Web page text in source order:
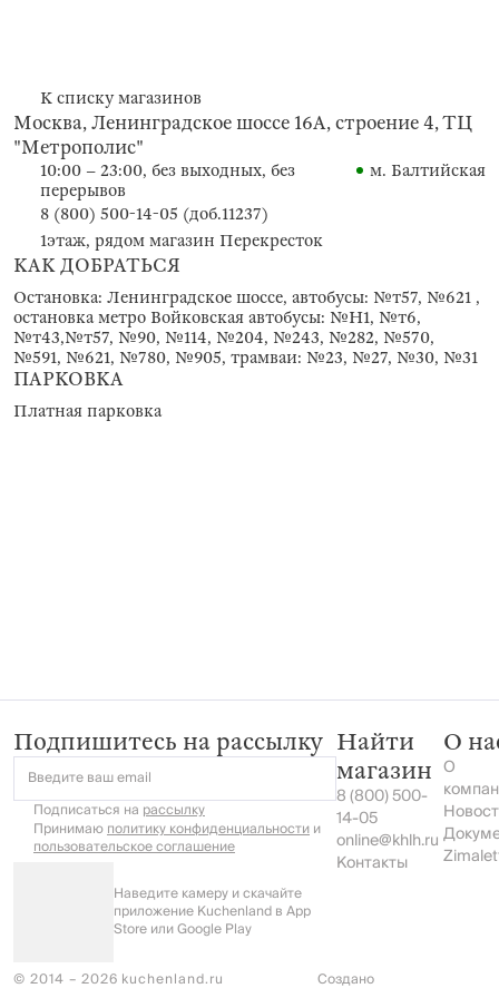
К списку магазинов
Москва, Ленинградское шоссе 16А, строение 4, ТЦ
"Метрополис"
10:00 – 23:00, без выходных, без
перерывов
8 (800) 500-14-05 (доб.11237)
1этаж, рядом магазин Перекресток
м. Балтийская
КАК ДОБРАТЬСЯ
Остановка: Ленинградское шоссе, автобусы: №т57, №621 ,
остановка метро Войковская автобусы: №Н1, №т6,
№т43,№т57, №90, №114, №204, №243, №282, №570,
№591, №621, №780, №905, трамваи: №23, №27, №30, №31
ПАРКОВКА
Платная парковка
Подпишитесь на рассылку
Введите ваш email
Подписаться на рассылку
Принимаюполитику конфиденциальностии
пользовательское соглашение
Наведите камеру и скачайте
приложение Kuchenland в App
Store или Google Play
Найти
магазин
8 (800) 500-
14-05
online@khlh.ru
Контакты
О
О
© 2014 – 2026 kuchenland.ru Создано